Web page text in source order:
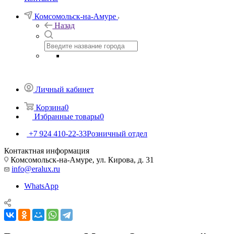
Комсомольск-на-Амуре
Назад
Личный кабинет
Корзина0
Избранные товары0
+7 924 410-22-33Розничный отдел
Контактная информация
Комсомольск-на-Амуре, ул. Кирова, д. 31
info@eralux.ru
WhatsApp